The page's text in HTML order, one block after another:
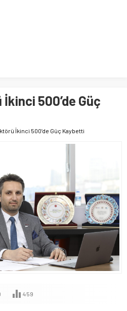
500’de Güç
İkinci 500’de Güç Kaybetti
459